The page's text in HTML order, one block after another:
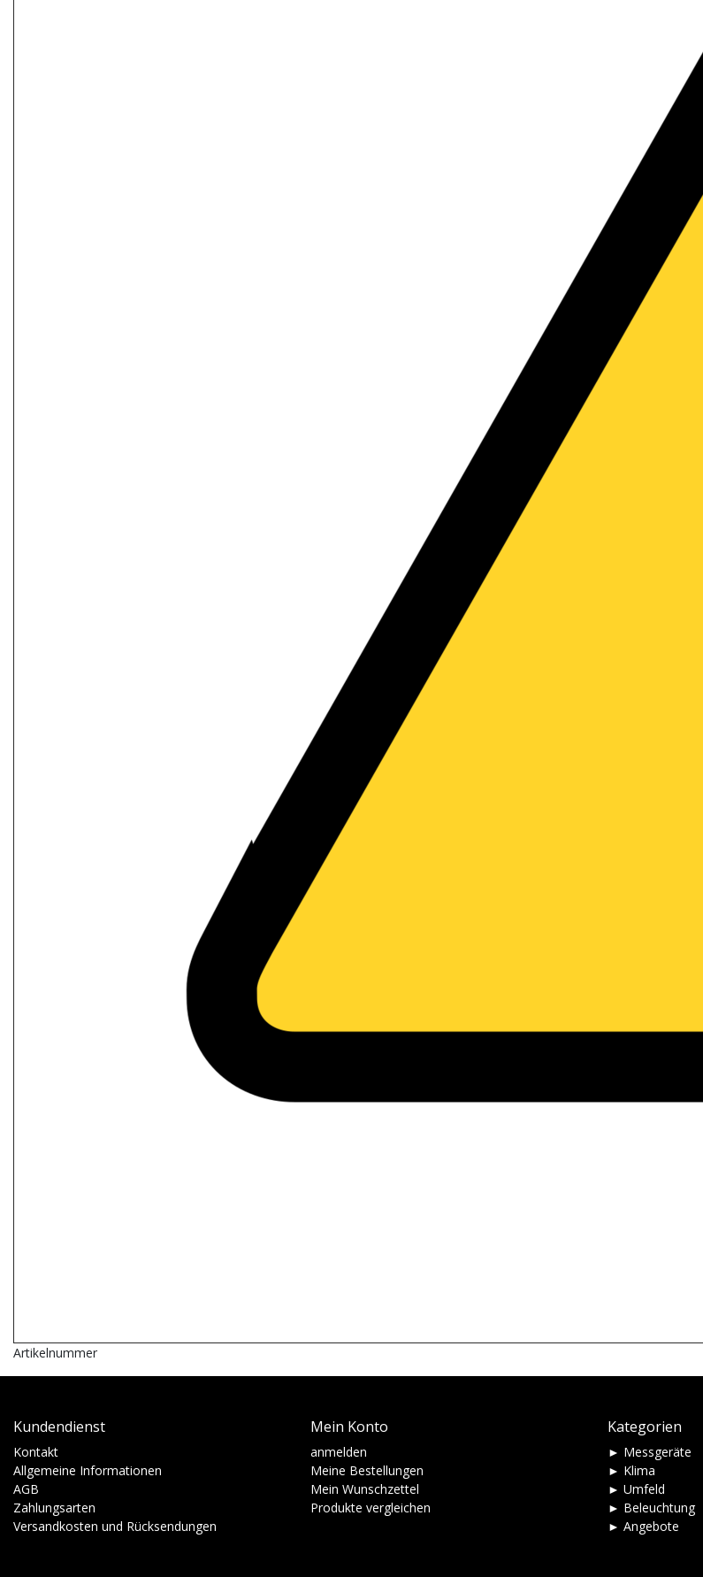
Artikelnummer
Kundendienst
Kontakt
Allgemeine Informationen
AGB
Zahlungsarten
Versandkosten und Rücksendungen
Mein Konto
anmelden
Meine Bestellungen
Mein Wunschzettel
Produkte vergleichen
Kategorien
► Messgeräte
► Klima
► Umfeld
► Beleuchtung
► Angebote